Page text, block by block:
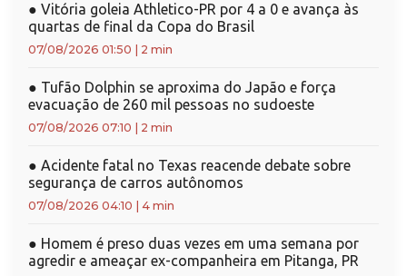
● Vitória goleia Athletico-PR por 4 a 0 e avança às
quartas de final da Copa do Brasil
07/08/2026 01:50 2 min
● Tufão Dolphin se aproxima do Japão e força
evacuação de 260 mil pessoas no sudoeste
07/08/2026 07:10 2 min
● Acidente fatal no Texas reacende debate sobre
segurança de carros autônomos
07/08/2026 04:10 4 min
● Homem é preso duas vezes em uma semana por
agredir e ameaçar ex-companheira em Pitanga, PR